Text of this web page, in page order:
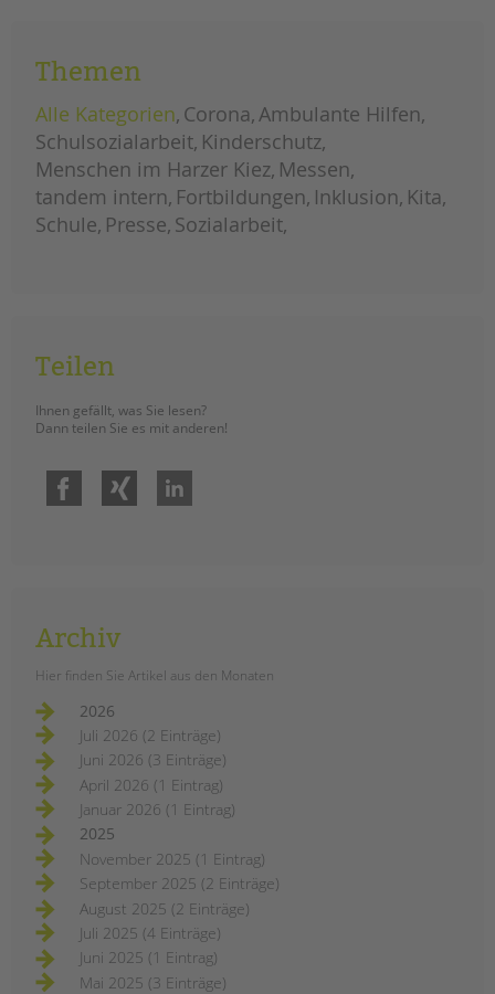
Themen
Alle Kategorien Corona Ambulante Hilfen
Schulsozialarbeit Kinderschutz
Menschen im Harzer Kiez Messen
tandem intern Fortbildungen Inklusion Kita
Schule Presse Sozialarbeit
Teilen
Ihnen gefällt, was Sie lesen?
Dann teilen Sie es mit anderen!
Facebook
Archiv
Hier finden Sie Artikel aus den Monaten
2026
Juli 2026 (2 Einträge)
Juni 2026 (3 Einträge)
April 2026 (1 Eintrag)
Januar 2026 (1 Eintrag)
2025
November 2025 (1 Eintrag)
September 2025 (2 Einträge)
August 2025 (2 Einträge)
Juli 2025 (4 Einträge)
Juni 2025 (1 Eintrag)
Mai 2025 (3 Einträge)